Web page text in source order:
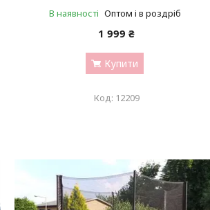
В наявності Оптом і в роздріб
1 999 ₴
Купити
12209